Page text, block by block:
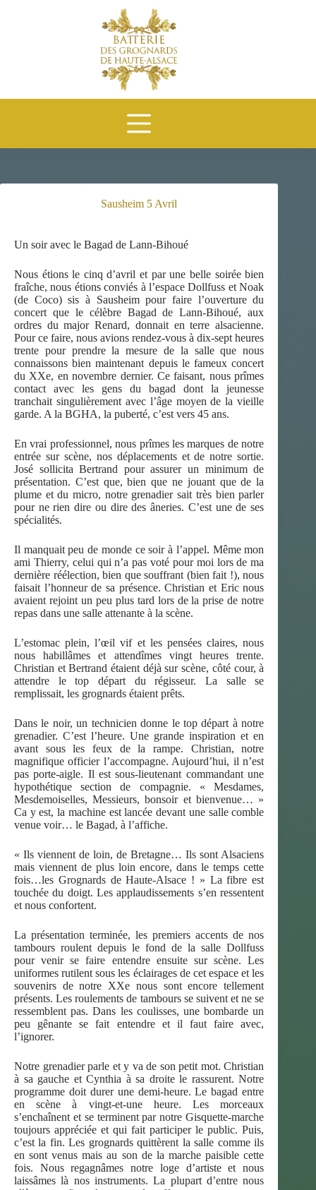
Sausheim 5 Avril
Un soir avec le Bagad de Lann-Bihoué
Nous étions le cinq d’avril et par une belle soirée bien
fraîche, nous étions conviés à l’espace Dollfuss et Noak
(de Coco) sis à Sausheim pour faire l’ouverture du
concert que le célèbre Bagad de Lann-Bihoué, aux
ordres du major Renard, donnait en terre alsacienne.
Pour ce faire, nous avions rendez-vous à dix-sept heures
trente pour prendre la mesure de la salle que nous
connaissons bien maintenant depuis le fameux concert
du XXe, en novembre dernier. Ce faisant, nous prîmes
contact avec les gens du bagad dont la jeunesse
tranchait singulièrement avec l’âge moyen de la vieille
garde. A la BGHA, la puberté, c’est vers 45 ans.
En vrai professionnel, nous prîmes les marques de notre
entrée sur scène, nos déplacements et de notre sortie.
José sollicita Bertrand pour assurer un minimum de
présentation. C’est que, bien que ne jouant que de la
plume et du micro, notre grenadier sait très bien parler
pour ne rien dire ou dire des âneries. C’est une de ses
spécialités.
Il manquait peu de monde ce soir à l’appel. Même mon
ami Thierry, celui qui n’a pas voté pour moi lors de ma
dernière réélection, bien que souffrant (bien fait !), nous
faisait l’honneur de sa présence. Christian et Eric nous
avaient rejoint un peu plus tard lors de la prise de notre
repas dans une salle attenante à la scène.
L’estomac plein, l’œil vif et les pensées claires, nous
nous habillâmes et attendîmes vingt heures trente.
Christian et Bertrand étaient déjà sur scène, côté cour, à
attendre le top départ du régisseur. La salle se
remplissait, les grognards étaient prêts.
Dans le noir, un technicien donne le top départ à notre
grenadier. C’est l’heure. Une grande inspiration et en
avant sous les feux de la rampe. Christian, notre
magnifique officier l’accompagne. Aujourd’hui, il n’est
pas porte-aigle. Il est sous-lieutenant commandant une
hypothétique section de compagnie. « Mesdames,
Mesdemoiselles, Messieurs, bonsoir et bienvenue… »
Ca y est, la machine est lancée devant une salle comble
venue voir… le Bagad, à l’affiche.
« Ils viennent de loin, de Bretagne… Ils sont Alsaciens
mais viennent de plus loin encore, dans le temps cette
fois…les Grognards de Haute-Alsace ! » La fibre est
touchée du doigt. Les applaudissements s’en ressentent
et nous confortent.
La présentation terminée, les premiers accents de nos
tambours roulent depuis le fond de la salle Dollfuss
pour venir se faire entendre ensuite sur scène. Les
uniformes rutilent sous les éclairages de cet espace et les
souvenirs de notre XXe nous sont encore tellement
présents. Les roulements de tambours se suivent et ne se
ressemblent pas. Dans les coulisses, une bombarde un
peu gênante se fait entendre et il faut faire avec,
l’ignorer.
Notre grenadier parle et y va de son petit mot. Christian
à sa gauche et Cynthia à sa droite le rassurent. Notre
programme doit durer une demi-heure. Le bagad entre
en scène à vingt-et-une heure. Les morceaux
s’enchaînent et se terminent par notre Gisquette-marche
toujours appréciée et qui fait participer le public. Puis,
c’est la fin. Les grognards quittèrent la salle comme ils
en sont venus mais au son de la marche paisible cette
fois. Nous regagnâmes notre loge d’artiste et nous
laissâmes là nos instruments. La plupart d’entre nous